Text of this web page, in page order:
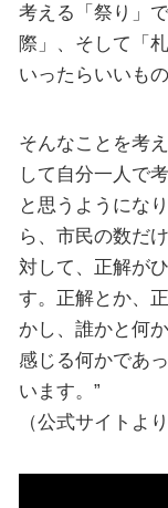
考える「祭り」
際」、そして「
いったらいいもの
そんなことを考
して自分一人で
と思うようにな
ら、市民の数だ
対して、正解が
す。正解とか、
かし、誰かと何
感じる何かであ
います。”
（公式サイトよ